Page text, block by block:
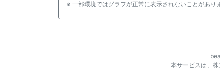
※ 一部環境ではグラフが正常に表示されないことがありま
本サービスは、